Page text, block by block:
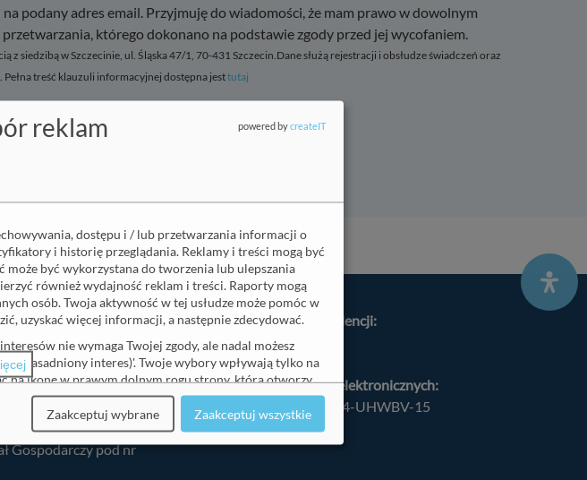
że mam prawo w dowolnym
którego dokonano na podstawie zgody przed jej wycofaniem.
treść klauzuli informacyjnej dostępna jesttutaj
Przedsiębiorców
Centrum w
Gospodarczy pod nr
adres do korespondencji:
ul. Śląska 47/1
70-431 Szczecin
adres do doręczeń elektronicznych:
AE:PL-40793-69004-UHWBV-15
reklam
dostępu i / lub przetwarzania informacji o
i historię przeglądania. Reklamy i treści mogą być
być wykorzystana do tworzenia lub ulepszania
również wydajność reklam i treści. Raporty mogą
osób. Twoja aktywność w tej usłudze może pomóc w
uzyskać więcej informacji, a następnie zdecydować.
nie wymaga Twojej zgody, ale nadal możesz
(uzasadniony interes)'. Twoje wybory wpływają tylko na
na ikonę w prawym dolnym rogu strony, która otworzy
prywatności.
Zaakceptuj wybrane Zaakceptuj wszystkie
powered bycreateIT